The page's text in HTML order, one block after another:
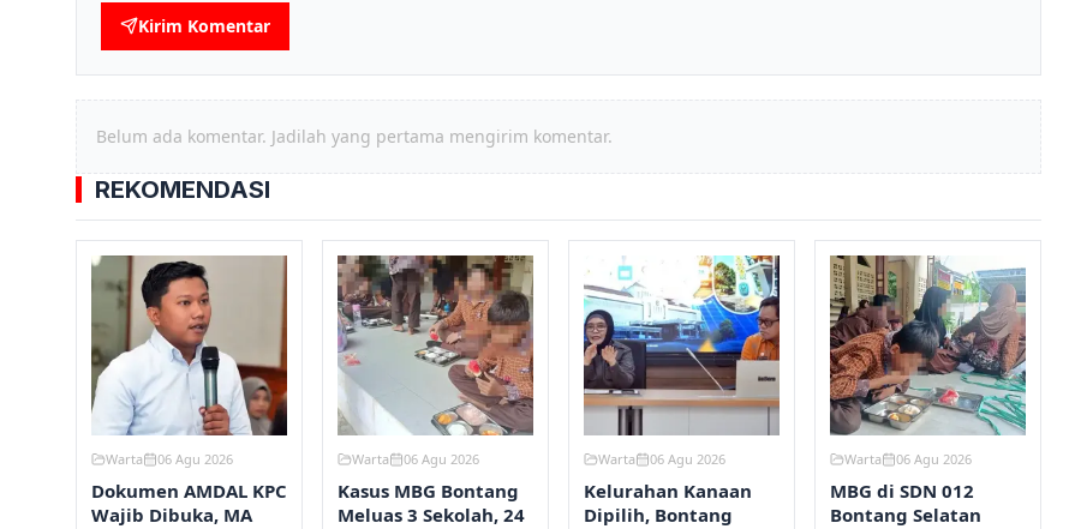
Kirim Komentar
Belum ada komentar. Jadilah yang pertama mengirim komentar.
REKOMENDASI
Warta 06 Agu 2026
Dokumen AMDAL KPC
Wajib Dibuka, MA
Warta 06 Agu 2026
Kasus MBG Bontang
Meluas 3 Sekolah, 24
Warta 06 Agu 2026
Kelurahan Kanaan
Dipilih, Bontang
Warta 06 Agu 2026
MBG di SDN 012
Bontang Selatan